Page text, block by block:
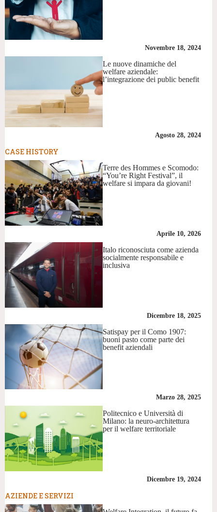
Novembre 18, 2024
Le nuove dinamiche del
welfare aziendale:
l’integrazione dei public benefit
Agosto 28, 2024
CASE HISTORY
Terre des Hommes e Scomodo:
“You’re Right Festival”, il
welfare si impara da giovani!
Aprile 10, 2026
Italo riconosciuta come azienda
socialmente responsabile e
inclusiva
Dicembre 18, 2025
Satispay per il Como 1907:
buoni pasto come parte dei
benefit aziendali
Marzo 28, 2025
Politecnico e Università di
Milano: la neuro-architettura
per il welfare territoriale
Dicembre 19, 2024
AZIENDE E SERVIZI